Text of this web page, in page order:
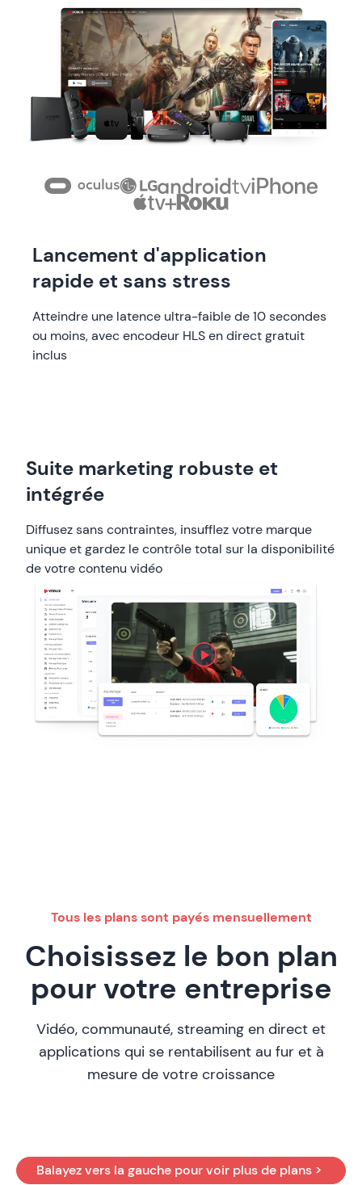
Lancement d'application
rapide et sans stress
Atteindre une latence ultra-faible de 10 secondes
ou moins, avec encodeur HLS en direct gratuit
inclus
Suite marketing robuste et
intégrée
Diffusez sans contraintes, insufflez votre marque
unique et gardez le contrôle total sur la disponibilité
de votre contenu vidéo
Tous les plans sont payés mensuellement
Choisissez le bon plan
pour votre entreprise
Vidéo, communauté, streaming en direct et
applications qui se rentabilisent au fur et à
mesure de votre croissance
Balayez vers la gauche pour voir plus de plans >